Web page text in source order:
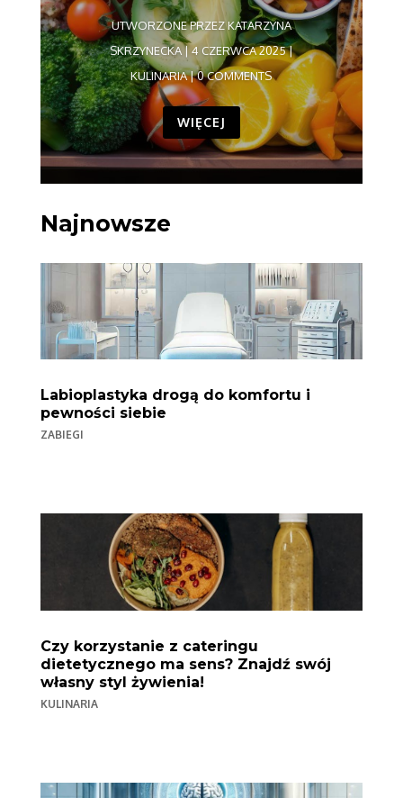
UTWORZONE PRZEZKATARZYNA
SKRZYNECKA|4 CZERWCA 2025|
KULINARIA| 0 COMMENTS
WIĘCEJ
Najnowsze
Labioplastyka drogą do komfortu i
pewności siebie
ZABIEGI
Czy korzystanie z cateringu
dietetycznego ma sens? Znajdź swój
własny styl żywienia!
KULINARIA